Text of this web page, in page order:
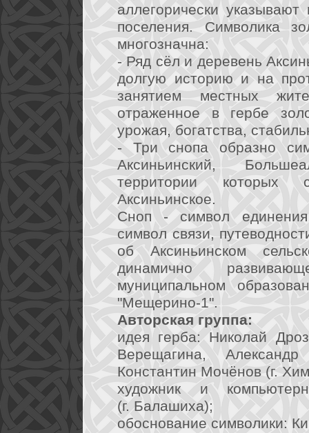
аллегорически
поселения. Символика
многозначна:
- Ряд сёл и деревень
долгую историю и на
занятием местных
отраженное в гербе
урожая, богатства,
- Три снопа образно
Аксиньинский,
территории которых
Аксиньинское.
Сноп - символ
символ связи,
об Аксиньинском
динамично
муниципальном
"Мещерино-1".
Авторская группа:
идея герба: Николай
Верещагина,
Константин Мочёнов (г.
художник и
(г. Балашиха);
обоснование символики: